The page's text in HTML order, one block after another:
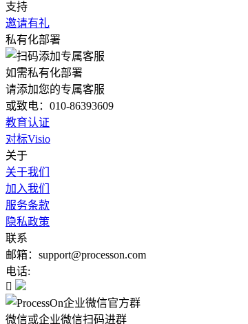
支持
邀请有礼
私有化部署
如需私有化部署
请添加您的专属客服
或致电：010-86393609
教育认证
对标Visio
关于
关于我们
加入我们
服务条款
隐私政策
联系
邮箱：support@processon.com
电话:

微信或企业微信扫码进群